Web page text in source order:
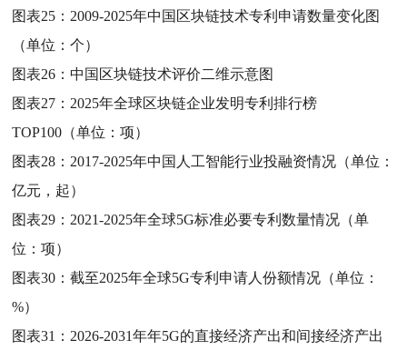
图表25： 2009-2025年中国区块链技术专利申请数量变化图
（单位：个）
图表26：中国区块链技术评价二维示意图
图表27： 2025年全球区块链企业发明专利排行榜
TOP100（单位：项）
图表28： 2017-2025年中国人工智能行业投融资情况（单位：
亿元，起）
图表29： 2021-2025年全球5G标准必要专利数量情况（单
位：项）
图表30：截至2025年全球5G专利申请人份额情况（单位：
%）
图表31： 2026-2031年年5G的直接经济产出和间接经济产出